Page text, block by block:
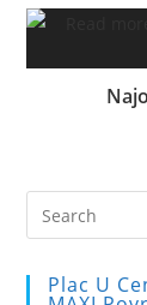
Plac U